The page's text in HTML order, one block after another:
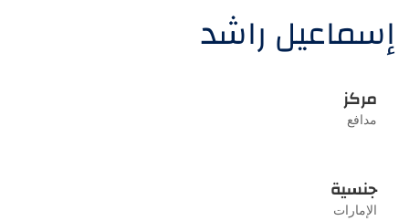
إسماعيل راشد
مركز
مدافع
جنسية
الإمارات